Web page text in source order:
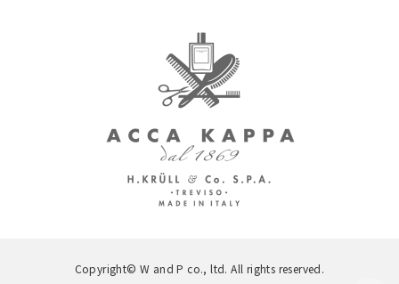
Copyright© W and P co., ltd. All rights reserved.